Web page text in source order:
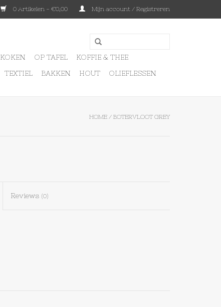
0 Artikelen - €0,00 Mijn account / Registreren
KOKEN OP TAFEL
KOFFIE & THEE
TEXTIEL BAKKEN HOUT OLIEFLESSEN
HOME / BOTERVLOOT GREY
Reviews (0)